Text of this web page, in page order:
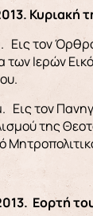
Κυριακή
τον
των Ιερών
τον
της
Εορτή